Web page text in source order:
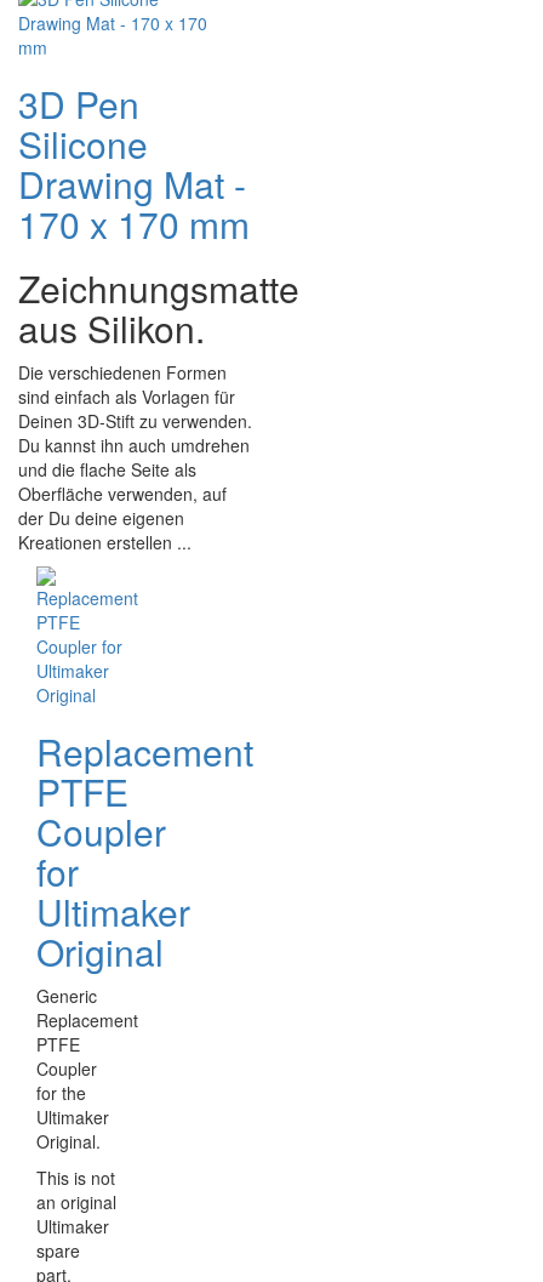
3D Pen
Silicone
Drawing Mat -
170 x 170 mm
Zeichnungsmatte
aus Silikon.
Die verschiedenen Formen
sind einfach als Vorlagen für
Deinen 3D-Stift zu verwenden.
Du kannst ihn auch umdrehen
und die flache Seite als
Oberfläche verwenden, auf
der Du deine eigenen
Kreationen erstellen ...
Replacement
PTFE
Coupler
for
Ultimaker
Original
Generic
Replacement
PTFE
Coupler
for the
Ultimaker
Original.
This is not
an original
Ultimaker
spare
part.